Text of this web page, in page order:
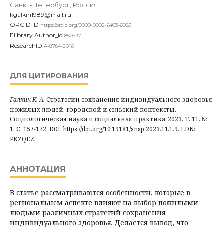
Санкт-Петербург, Россия
kgalkin1989@mail.ru
ORCID ID https://orcid.org/0000-0002-6403-6083
Elibrary Author_id 850737
ResearchID A-8784-2016
ДЛЯ ЦИТИРОВАНИЯ
Галкин К. А. Стратегии сохранения индивидуального здоровья
пожилых людей: городской и сельский контексты. —
Социологическая наука и социальная практика, 2023. Т. 11. №
1. С. 157-172. DOI: https://doi.org/10.19181/snsp.2023.11.1.9. EDN:
PKZQEZ
АННОТАЦИЯ
В статье рассматриваются особенности, которые в
региональном аспекте влияют на выбор пожилыми
людьми различных стратегий сохранения
индивидуального здоровья. Делается вывод, что